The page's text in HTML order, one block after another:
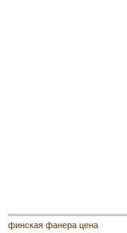
финская фанера цена